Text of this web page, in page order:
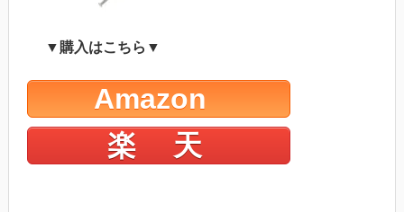
▼購入はこちら▼
Amazon
楽 天